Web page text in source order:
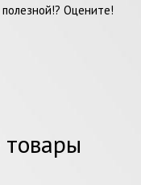
Оцените!